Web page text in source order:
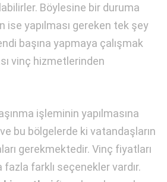
Böylesine bir duruma
ise yapılması gereken tek şey
başına yapmaya çalışmak
vinç hizmetlerinden
işleminin yapılmasına
bu bölgelerde ki vatandaşların
gerekmektedir. Vinç fiyatları
farklı seçenekler vardır.